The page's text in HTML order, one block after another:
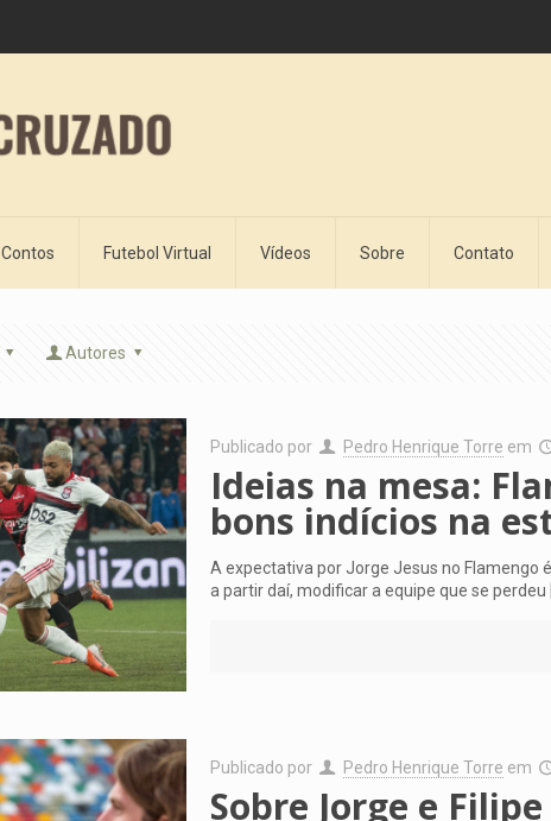
Contos Futebol Virtual Vídeos Sobre Contato
Autores
Publicado por Pedro Henrique Torre em
Ideias na mesa:
bons indícios na
A expectativa por Jorge Jesus no Flamengo
a partir daí, modificar a equipe que se perdeu
Publicado por Pedro Henrique Torre em
Sobre Jorge e Filipe